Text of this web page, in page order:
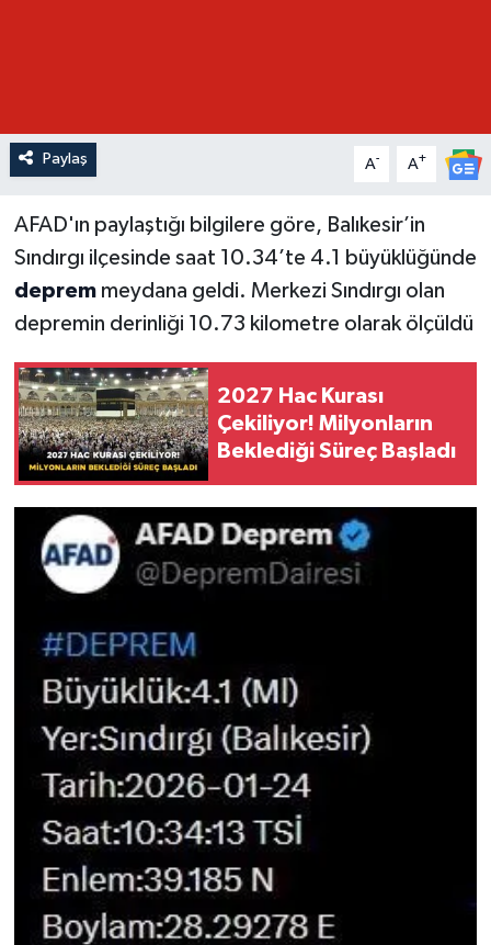
Paylaş A- A+
AFAD'ın paylaştığı bilgilere göre, Balıkesir’in
Sındırgı ilçesinde saat 10.34’te 4.1 büyüklüğünde
deprem meydana geldi. Merkezi Sındırgı olan
depremin derinliği 10.73 kilometre olarak ölçüldü
2027 Hac Kurası
Çekiliyor! Milyonların
Beklediği Süreç Başladı